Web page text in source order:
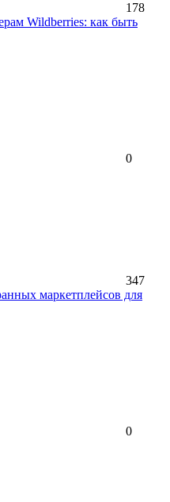
178
Wildberries: как быть
0
347
маркетплейсов для
0